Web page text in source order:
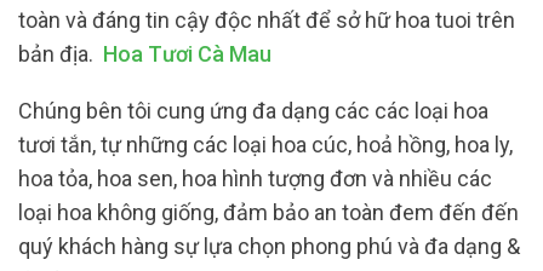
toàn và đáng tin cậy độc nhất để sở hữ hoa tuoi trên
bản địa. Hoa Tươi Cà Mau
Chúng bên tôi cung ứng đa dạng các các loại hoa
tươi tắn, tự những các loại hoa cúc, hoả hồng, hoa ly,
hoa tỏa, hoa sen, hoa hình tượng đơn và nhiều các
loại hoa không giống, đảm bảo an toàn đem đến đến
quý khách hàng sự lựa chọn phong phú và đa dạng &